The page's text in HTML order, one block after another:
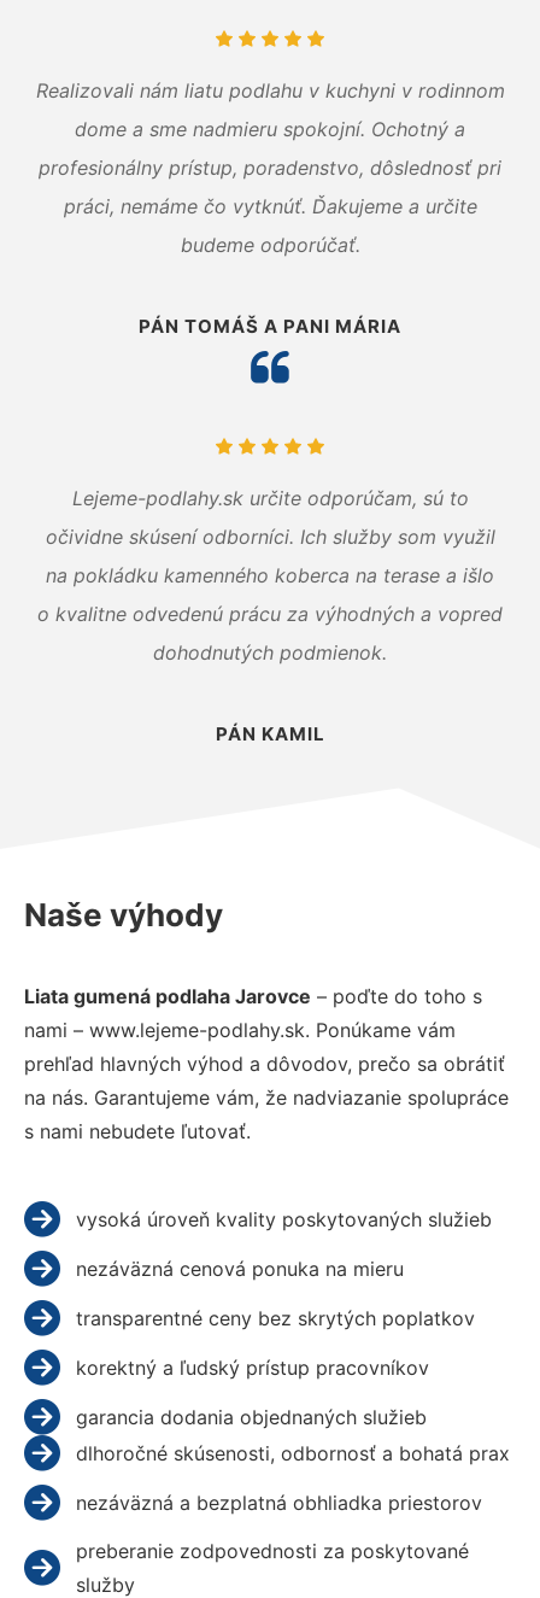
Realizovali nám liatu podlahu v kuchyni v rodinnom
dome a sme nadmieru spokojní. Ochotný a
profesionálny prístup, poradenstvo, dôslednosť pri
práci, nemáme čo vytknúť. Ďakujeme a určite
budeme odporúčať.
PÁN TOMÁŠ A PANI MÁRIA
Lejeme-podlahy.sk určite odporúčam, sú to
očividne skúsení odborníci. Ich služby som využil
na pokládku kamenného koberca na terase a išlo
o kvalitne odvedenú prácu za výhodných a vopred
dohodnutých podmienok.
PÁN KAMIL
Naše výhody
Liata gumená podlaha Jarovce – poďte do toho s
nami – www.lejeme-podlahy.sk. Ponúkame vám
prehľad hlavných výhod a dôvodov, prečo sa obrátiť
na nás. Garantujeme vám, že nadviazanie spolupráce
s nami nebudete ľutovať.
vysoká úroveň kvality poskytovaných služieb
nezáväzná cenová ponuka na mieru
transparentné ceny bez skrytých poplatkov
korektný a ľudský prístup pracovníkov
garancia dodania objednaných služieb
dlhoročné skúsenosti, odbornosť a bohatá prax
nezáväzná a bezplatná obhliadka priestorov
preberanie zodpovednosti za poskytované
služby